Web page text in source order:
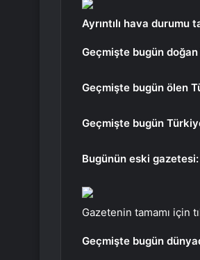
Ayrıntılı hava durumu
Geçmişte bugün
Geçmişte bugün ölen
Geçmişte bugün
Bugünün eski
Gazetenin tamamı için
Geçmişte bugün